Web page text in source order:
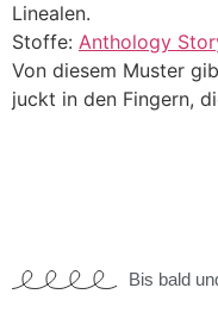
Linealen.
Stoffe: Anthology
Von diesem Muster
juckt in den Fingern,
Bis bald